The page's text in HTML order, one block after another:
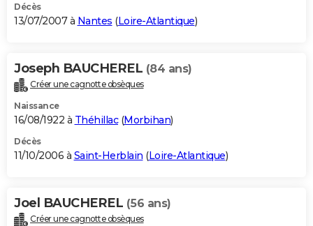
Décès
13/07/2007 à Nantes (Loire-Atlantique)
Joseph BAUCHEREL (84 ans)
Créer une cagnotte obsèques
Naissance
16/08/1922 à Théhillac(Morbihan)
Décès
11/10/2006 à Saint-Herblain (Loire-Atlantique)
Joel BAUCHEREL (56 ans)
Créer une cagnotte obsèques